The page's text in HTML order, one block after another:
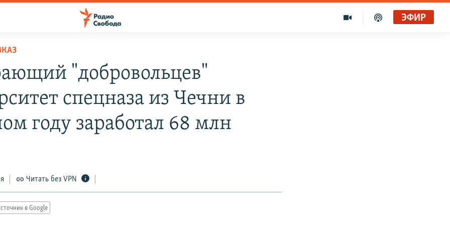
ЭФИР
"добровольцев"
спецназа из Чечни в
году заработал 68 млн
Читать без VPN
в Google